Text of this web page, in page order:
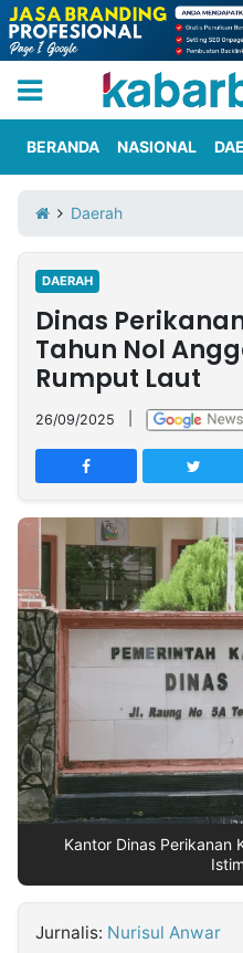
Iklan
Berita
Kami
Nasional
International
Olahraga
Entertainment
Daerah
Pariwisata
Kuliner
Kolom
Network
PT
TREETAN
INDONESIA
Partner
Insight
NTB
Suara
Time
Lens
IDN
Daily
Jogja
Jalan
Rakyat
Idealita
News
Kita
Notice
Dinamikapost.com
Radar
Baru
Seedbacklink
Follow
Kabarbaru
BERANDA NASIONAL
Daerah
DAERAH
Dinas
Tahun Nol
Rumput Laut
26/09/2025
Kantor Dinas Perikanan
Jurnalis: Nurisul Anwar